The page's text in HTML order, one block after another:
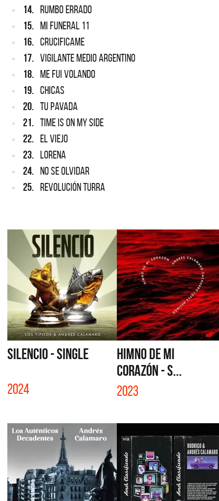
14. RUMBO ERRADO
15. MI FUNERAL 11
16. CRUCIFICAME
17. VIGILANTE MEDIO ARGENTINO
18. ME FUI VOLANDO
19. CHICAS
20. TU PAVADA
21. TIME IS ON MY SIDE
22. EL VIEJO
23. LORENA
24. NO SE OLVIDAR
25. REVOLUCIÓN TURRA
SILENCIO - SINGLE
2024
HIMNO DE MI
CORAZÓN - S...
2023